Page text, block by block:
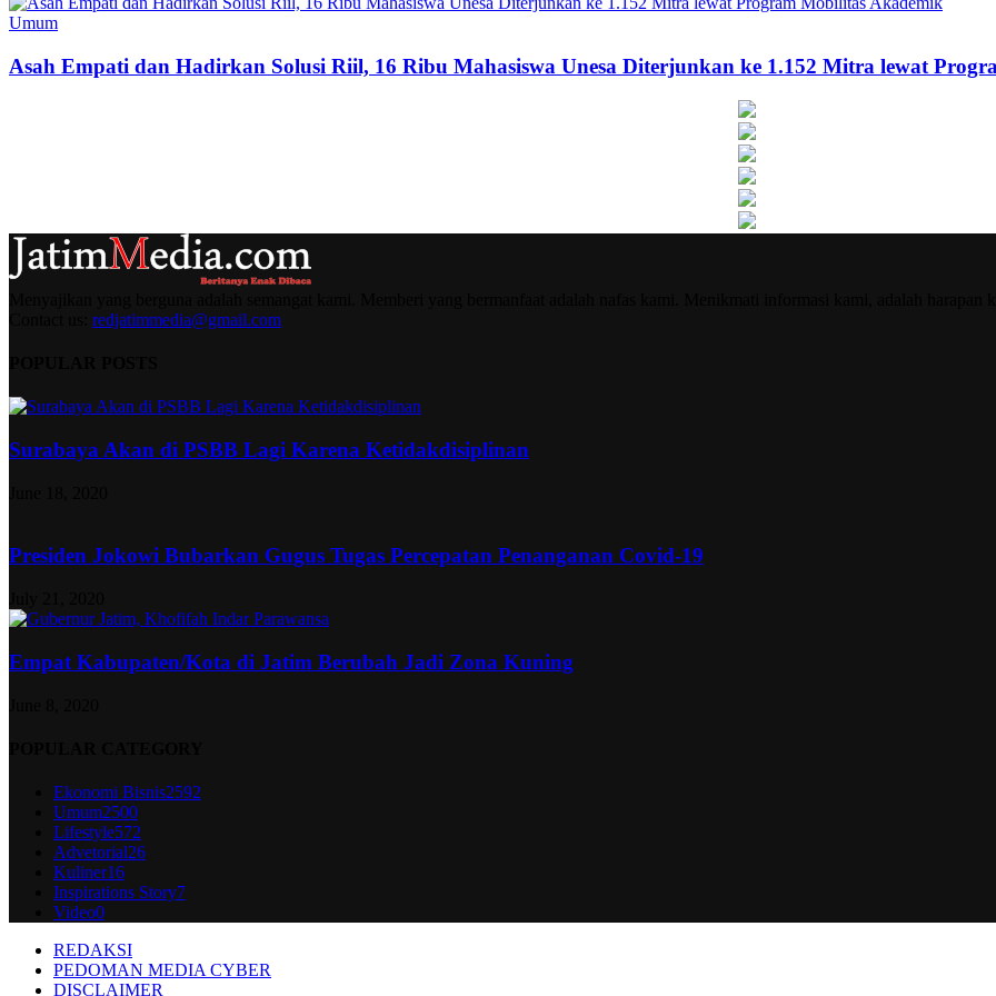
Umum
Asah Empati dan Hadirkan Solusi Riil, 16 Ribu Mahasiswa Unesa Diterjunkan ke 1.152 Mitra lewat
redjatimmedia@gmail.com
Surabaya Akan di PSBB Lagi Karena Ketidakdisiplinan
Presiden Jokowi Bubarkan Gugus Tugas Percepatan Penanganan Covid-19
Empat Kabupaten/Kota di Jatim Berubah Jadi Zona Kuning
Ekonomi Bisnis2592
Umum2500
Lifestyle572
Advetorial26
Kuliner16
Inspirations Story7
Video0
REDAKSI
PEDOMAN MEDIA CYBER
DISCLAIMER